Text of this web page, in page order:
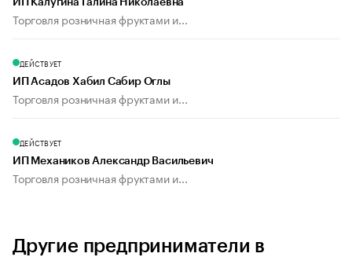
ИП Калугина Галина Николаевна
Торговля розничная фруктами и...
ДЕЙСТВУЕТ
ИП Асадов Хабил Сабир Оглы
Торговля розничная фруктами и...
ДЕЙСТВУЕТ
ИП Механиков Александр Васильевич
Торговля розничная фруктами и...
Другие предприниматели в